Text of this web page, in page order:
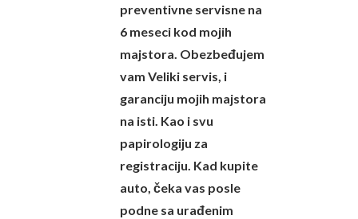
preventivne servisne na
6 meseci kod mojih
majstora. Obezbeđujem
vam Veliki servis, i
garanciju mojih majstora
na isti. Kao i svu
papirologiju za
registraciju. Kad kupite
auto, čeka vas posle
podne sa urađenim